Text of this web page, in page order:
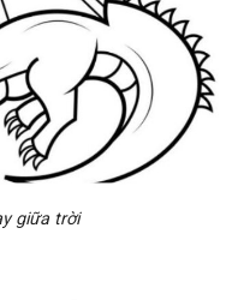
giữa trời